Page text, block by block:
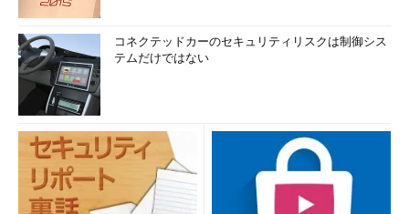
コネクテッドカーのセキュリティリスクは制御シス
テムだけではない